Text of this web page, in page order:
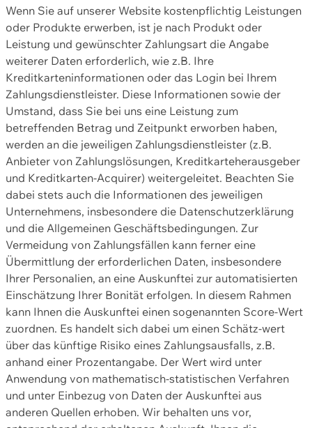
Wenn Sie auf unserer Website kostenpflichtig Leistungen
oder Produkte erwerben, ist je nach Produkt oder
Leistung und gewünschter Zahlungsart die Angabe
weiterer Daten erforderlich, wie z.B. Ihre
Kreditkarteninformationen oder das Login bei Ihrem
Zahlungsdienstleister. Diese Informationen sowie der
Umstand, dass Sie bei uns eine Leistung zum
betreffenden Betrag und Zeitpunkt erworben haben,
werden an die jeweiligen Zahlungsdienstleister (z.B.
Anbieter von Zahlungslösungen, Kreditkarteherausgeber
und Kreditkarten-Acquirer) weitergeleitet. Beachten Sie
dabei stets auch die Informationen des jeweiligen
Unternehmens, insbesondere die Datenschutzerklärung
und die Allgemeinen Geschäftsbedingungen. Zur
Vermeidung von Zahlungsfällen kann ferner eine
Übermittlung der erforderlichen Daten, insbesondere
Ihrer Personalien, an eine Auskunftei zur automatisierten
Einschätzung Ihrer Bonität erfolgen. In diesem Rahmen
kann Ihnen die Auskunftei einen sogenannten Score-Wert
zuordnen. Es handelt sich dabei um einen Schätz-wert
über das künftige Risiko eines Zahlungsausfalls, z.B.
anhand einer Prozentangabe. Der Wert wird unter
Anwendung von mathematisch-statistischen Verfahren
und unter Einbezug von Daten der Auskunftei aus
anderen Quellen erhoben. Wir behalten uns vor,